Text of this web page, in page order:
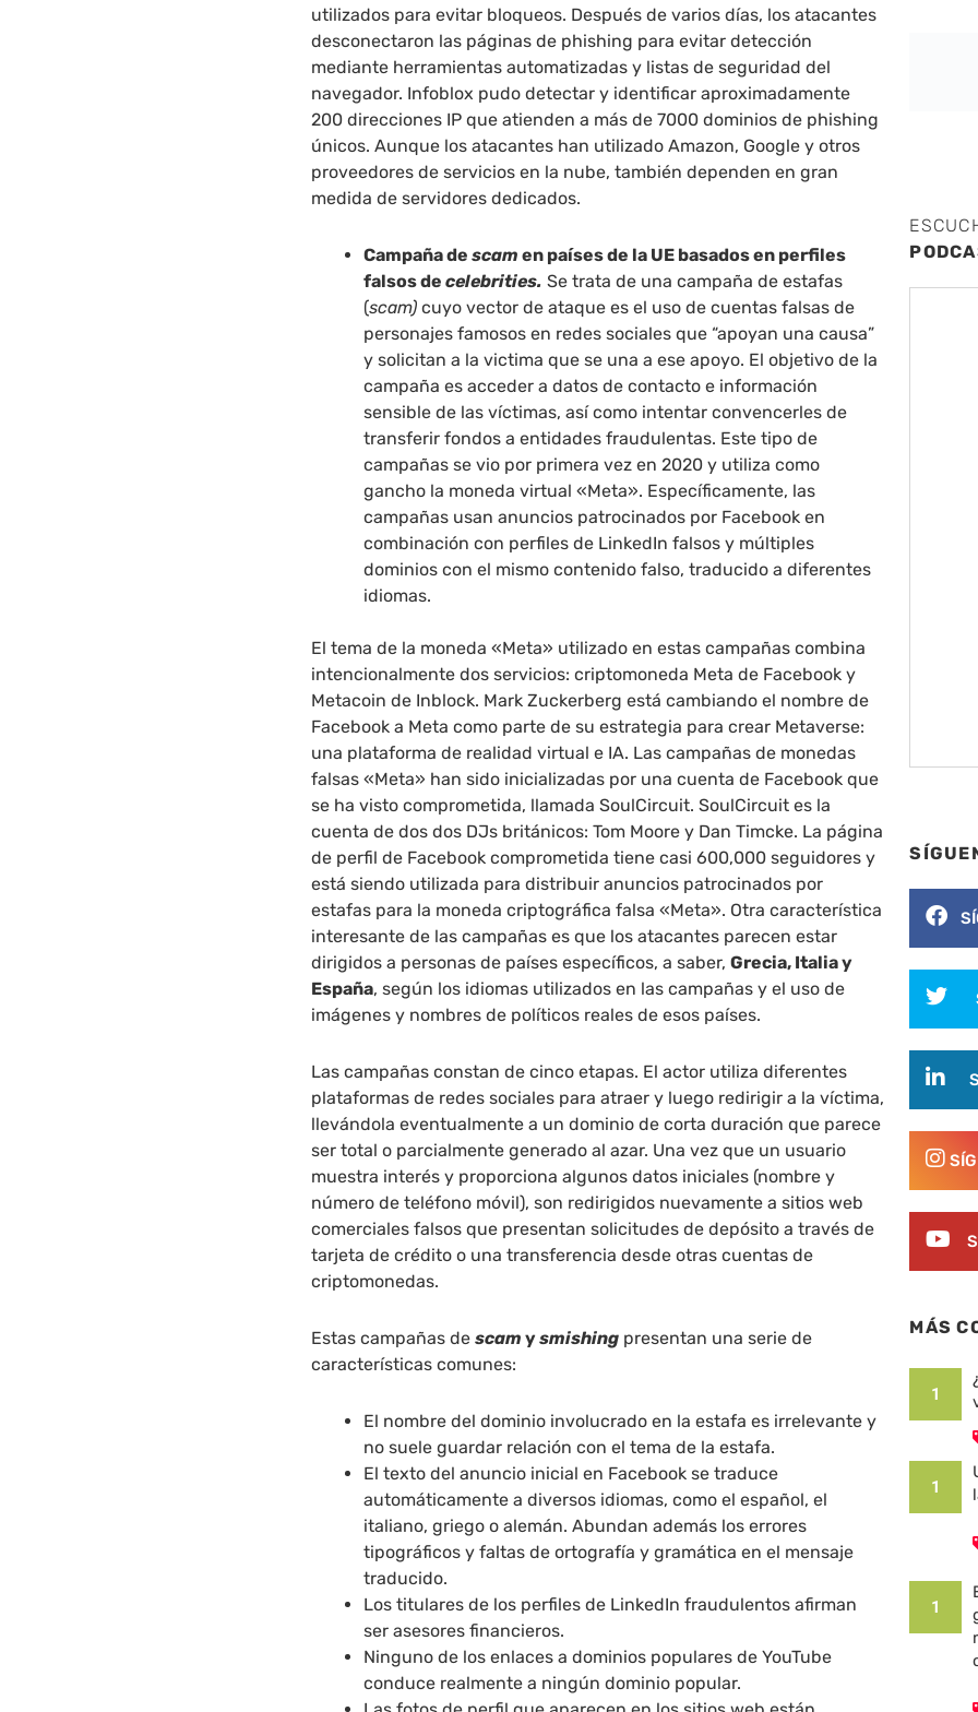
utilizados para evitar bloqueos. Después de varios días, los atacantes
desconectaron las páginas de phishing para evitar detección
mediante herramientas automatizadas y listas de seguridad del
navegador. Infoblox pudo detectar y identificar aproximadamente
200 direcciones IP que atienden a más de 7000 dominios de phishing
únicos. Aunque los atacantes han utilizado Amazon, Google y otros
proveedores de servicios en la nube, también dependen en gran
medida de servidores dedicados.
Campaña descamen países de la UE basados en perfiles
falsos de celebrities. Se trata de una campaña de estafas
(scam)cuyo vector de ataque es el uso de cuentas falsas de
personajes famosos en redes sociales que “apoyan una causa”
y solicitan a la victima que se una a ese apoyo. El objetivo de la
campaña es acceder a datos de contacto e información
sensible de las víctimas, así como intentar convencerles de
transferir fondos a entidades fraudulentas. Este tipo de
campañas se vio por primera vez en 2020 y utiliza como
gancho la moneda virtual «Meta». Específicamente, las
campañas usan anuncios patrocinados por Facebook en
combinación con perfiles de LinkedIn falsos y múltiples
dominios con el mismo contenido falso, traducido a diferentes
idiomas.
El tema de la moneda «Meta» utilizado en estas campañas combina
intencionalmente dos servicios: criptomoneda Meta de Facebook y
Metacoin de Inblock. Mark Zuckerberg está cambiando el nombre de
Facebook a Meta como parte de su estrategia para crear Metaverse:
una plataforma de realidad virtual e IA. Las campañas de monedas
falsas «Meta» han sido inicializadas por una cuenta de Facebook que
se ha visto comprometida, llamada SoulCircuit. SoulCircuit es la
cuenta de dos dos DJs británicos: Tom Moore y Dan Timcke. La página
de perfil de Facebook comprometida tiene casi 600,000 seguidores y
está siendo utilizada para distribuir anuncios patrocinados por
estafas para la moneda criptográfica falsa «Meta». Otra característica
interesante de las campañas es que los atacantes parecen estar
dirigidos a personas de países específicos, a saber,Grecia, Italia y
España, según los idiomas utilizados en las campañas y el uso de
imágenes y nombres de políticos reales de esos países.
Las campañas constan de cinco etapas. El actor utiliza diferentes
plataformas de redes sociales para atraer y luego redirigir a la víctima,
llevándola eventualmente a un dominio de corta duración que parece
ser total o parcialmente generado al azar. Una vez que un usuario
muestra interés y proporciona algunos datos iniciales (nombre y
número de teléfono móvil), son redirigidos nuevamente a sitios web
comerciales falsos que presentan solicitudes de depósito a través de
tarjeta de crédito o una transferencia desde otras cuentas de
criptomonedas.
Estas campañas descamysmishing presentan una serie de
características comunes:
El nombre del dominio involucrado en la estafa es irrelevante y
no suele guardar relación con el tema de la estafa.
El texto del anuncio inicial en Facebook se traduce
automáticamente a diversos idiomas, como el español, el
italiano, griego o alemán. Abundan además los errores
tipográficos y faltas de ortografía y gramática en el mensaje
traducido.
Los titulares de los perfiles de LinkedIn fraudulentos afirman
ser asesores financieros.
Ninguno de los enlaces a dominios populares de YouTube
conduce realmente a ningún dominio popular.
MÁS
1
1
1